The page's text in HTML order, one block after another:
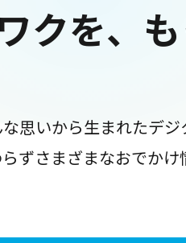
クを、
な思いから生まれたデ
ずさまざまなおでか